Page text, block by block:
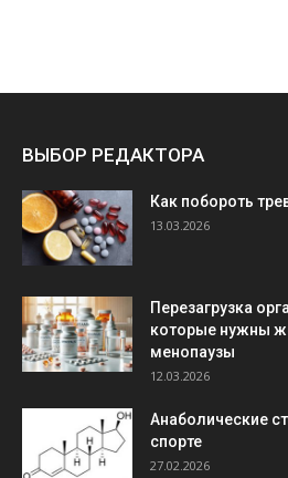
ВЫБОР РЕДАКТОРА
Как побороть
13.03.2026
Перезагрузка
которые нужны
менопаузы
12.03.2026
Анаболические
спорте
27.02.2026